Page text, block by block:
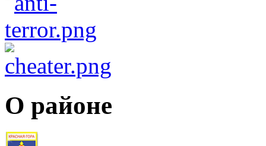
О районе